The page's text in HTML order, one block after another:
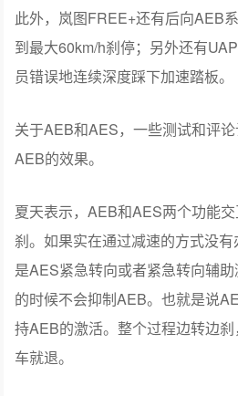
此外，岚图FREE+还有后向
到最大60km/h刹停；另外还有
员错误地连续深度踩下加速踏板。
关于AEB和AES，一些测试和评
AEB的效果。
夏天表示，AEB和AES两个功能
刹。如果实在通过减速的方式没
是AES紧急转向或者紧急转向辅
的时候不会抑制AEB。也就是说
持AEB的激活。整个过程边转边
车就退。